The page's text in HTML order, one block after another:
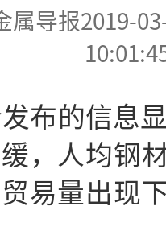
属导报2019-
布的信息
，人均钢
易量出现